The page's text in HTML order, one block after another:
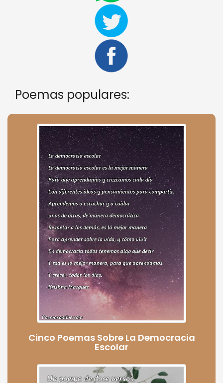
Poemas populares:
Cinco Poemas Sobre La Democracia
Escolar